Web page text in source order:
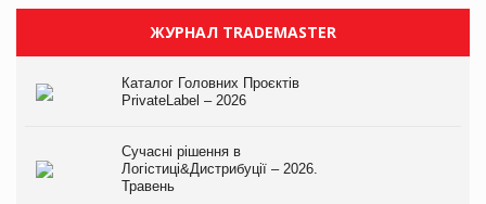
ЖУРНАЛ TRADEMASTER
Каталог Головних Проєктів
PrivateLabel – 2026
Сучасні рішення в
Логістиці&Дистрибуції – 2026.
Травень